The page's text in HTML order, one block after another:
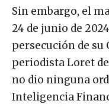
Sin embargo, el
24 de junio de
persecución de
periodista Loret
no dio ninguna
Inteligencia